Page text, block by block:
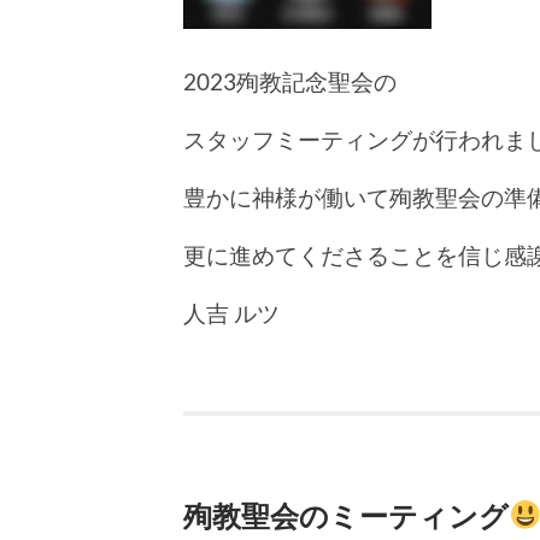
2023殉教記念聖会の
スタッフミーティングが行われま
豊かに神様が働いて殉教聖会の準
更に進めてくださることを信じ感
人吉 ルツ
殉教聖会のミーティング